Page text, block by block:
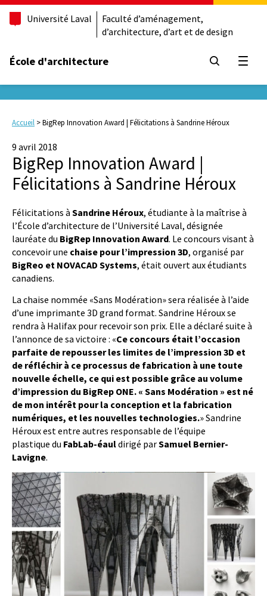
Université Laval
Faculté d’aménagement,
d’architecture, d’art et de design
École d'architecture
Accueil >BigRep Innovation Award | Félicitations à Sandrine Héroux
9 avril 2018
BigRep Innovation Award |
Félicitations à Sandrine Héroux
Félicitations à Sandrine Héroux, étudiante à la maîtrise à
l’École d’architecture de l’Université Laval, désignée
lauréate du BigRep Innovation Award. Le concours visant à
concevoir une chaise pour l’impression 3D, organisé par
BigReo et NOVACAD Systems, était ouvert aux étudiants
canadiens.
La chaise nommée «Sans Modération» sera réalisée à l’aide
d’une imprimante 3D grand format. Sandrine Héroux se
rendra à Halifax pour recevoir son prix. Elle a déclaré suite à
l’annonce de sa victoire : «Ce concours était l’occasion
parfaite de repousser les limites de l’impression 3D et
de réfléchir à ce processus de fabrication à une toute
nouvelle échelle, ce qui est possible grâce au volume
d’impression du BigRep ONE. « Sans Modération » est né
de mon intérêt pour la conception et la fabrication
numériques, et les nouvelles technologies.» Sandrine
Héroux est entre autres responsable de l’équipe
plastique du FabLab-éauldirigé parSamuel Bernier-
Lavigne.